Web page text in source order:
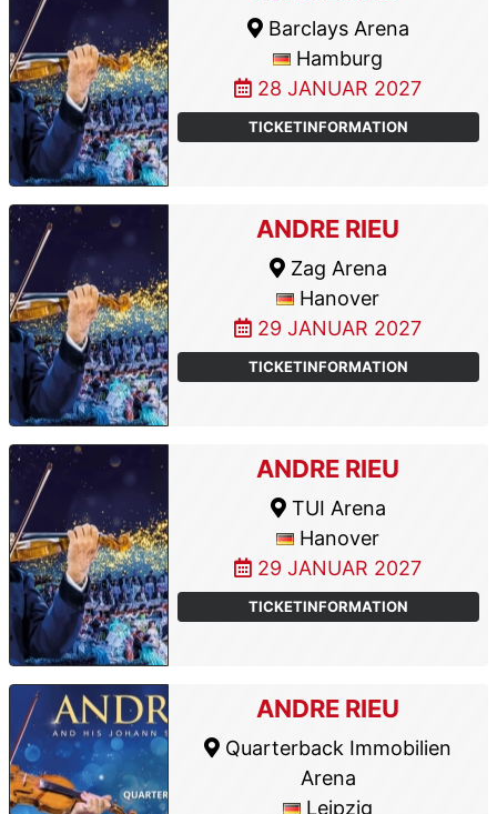
Barclays Arena
Hamburg
28 JANUAR 2027
TICKETINFORMATION
ANDRE RIEU
Zag Arena
Hanover
29 JANUAR 2027
TICKETINFORMATION
ANDRE RIEU
TUI Arena
Hanover
29 JANUAR 2027
TICKETINFORMATION
ANDRE RIEU
Quarterback Immobilien
Arena
Leipzig